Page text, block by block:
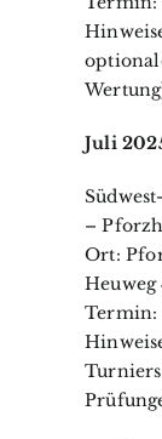
Juli
–
Ort:
Heuweg
Termin: